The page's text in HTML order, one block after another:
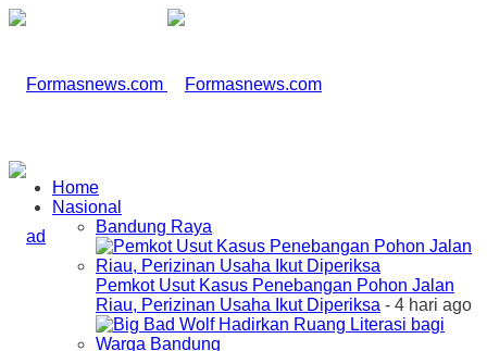
Home
Nasional
Bandung Raya
Pemkot Usut Kasus Penebangan Pohon Jalan
Riau, Perizinan Usaha Ikut Diperiksa - 4 hari ago